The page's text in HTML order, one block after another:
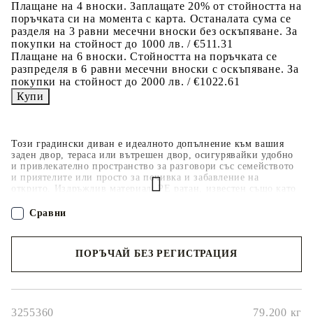
Този градински диван е идеалното допълнение към вашия
заден двор, тераса или вътрешен двор, осигурявайки удобно
и привлекателно пространство за разговори със семейството
и приятелите или просто за почивка и забавление на
открито. Издръжлив материал: PE ратан, известен също като
поддръжка, който прилича на естествен ратан. Той е лек,
лесен за почистване и често се използва за външни мебели
Градинската мебел разполага с място за съхранение под
Вътрешната чанта може да бъде здраво закрепена към
стабилност.Калъф, който може да се сваля и може да се пере:
Плащане на 4 вноски. Заплащате 20% от стойността на
поръчката си на момента с карта. Останалата сума се
разделя на 3 равни месечни вноски без оскъпяване. За
покупки на стойност до 1000 лв. / €511.31
Плащане на 6 вноски. Стойността на поръчката се
разпределя в 6 равни месечни вноски с оскъпяване. За
покупки на стойност до 2000 лв. / €1022.61
ПОРЪЧАЙ БЕЗ РЕГИСТРАЦИЯ
3255360 79.200 кг
Сравни